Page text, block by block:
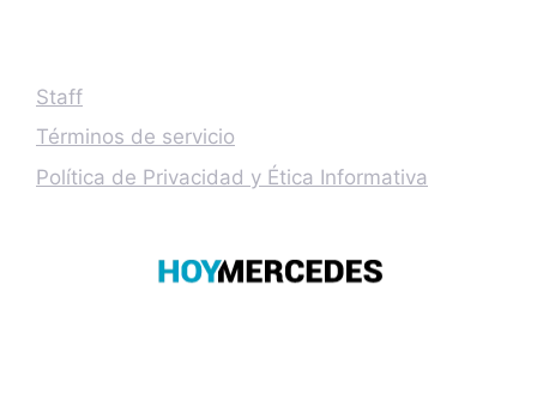
Staff
Términos de servicio
Política de Privacidad y Ética Informativa